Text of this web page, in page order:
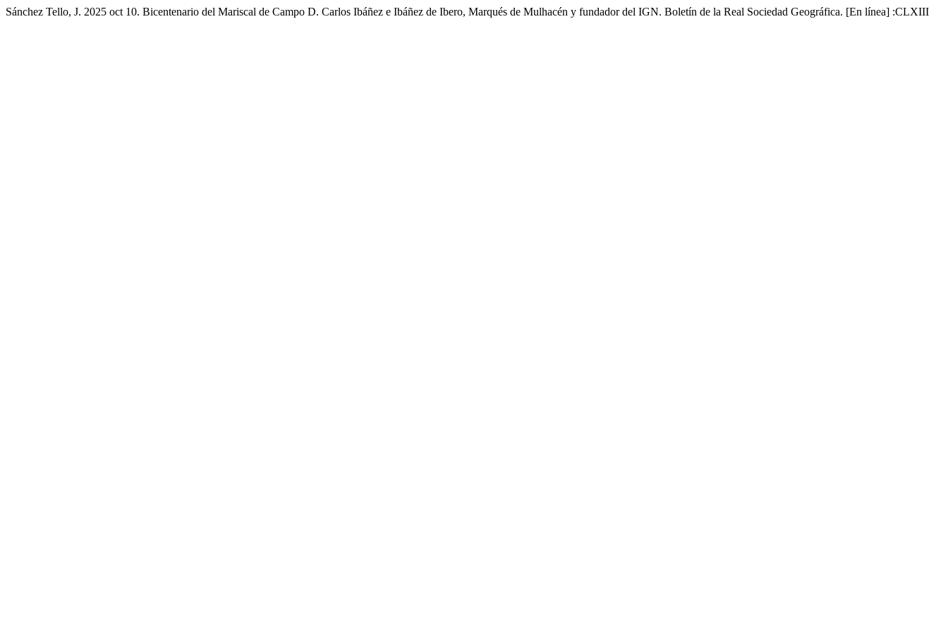
Sánchez Tello, J. 2025 oct 10. Bicentenario del Mariscal de Campo D. Carlos Ibáñez e Ibáñez de Ibero, Marqués de Mulhacén y fundador del IGN. Boletín de la Real Sociedad Geográfica. [En línea] :CLXIII